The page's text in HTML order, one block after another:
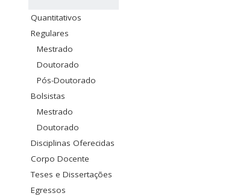
Quantitativos
Regulares
Mestrado
Doutorado
Pós-Doutorado
Bolsistas
Mestrado
Doutorado
Disciplinas Oferecidas
Corpo Docente
Teses e Dissertações
Egressos